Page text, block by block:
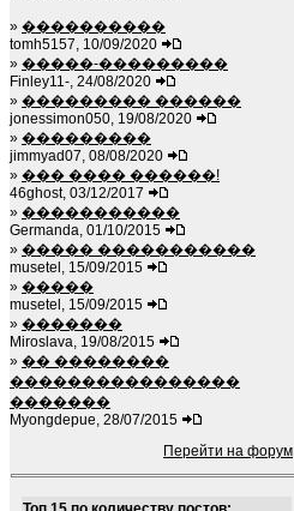
» ����������
tomh5157, 10/09/2020
» �����-���������
Finley11-, 24/08/2020
» ��������� ������
jonessimon050, 19/08/2020
» ���������
jimmyad07, 08/08/2020
» ��� ���� ������!
46ghost, 03/12/2017
» �����������
Germanda, 01/10/2015
» ����� �����������
musetel, 15/09/2015
» �����
musetel, 15/09/2015
» �������
Miroslava, 19/08/2015
» �� ��������
����������������
�������
Myongdepue, 28/07/2015
Перейти на форум